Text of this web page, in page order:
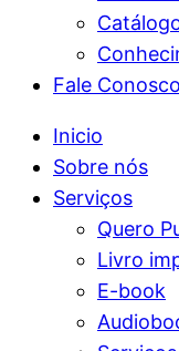
Fale Conosco
Inicio
Sobre nós
Serviços
Quero
Livro
E-book